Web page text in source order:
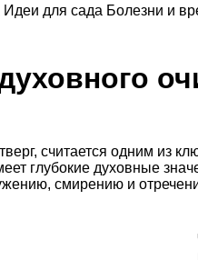
Идеи для сада Болезни и
считается одним из
глубокие духовные
смирению и